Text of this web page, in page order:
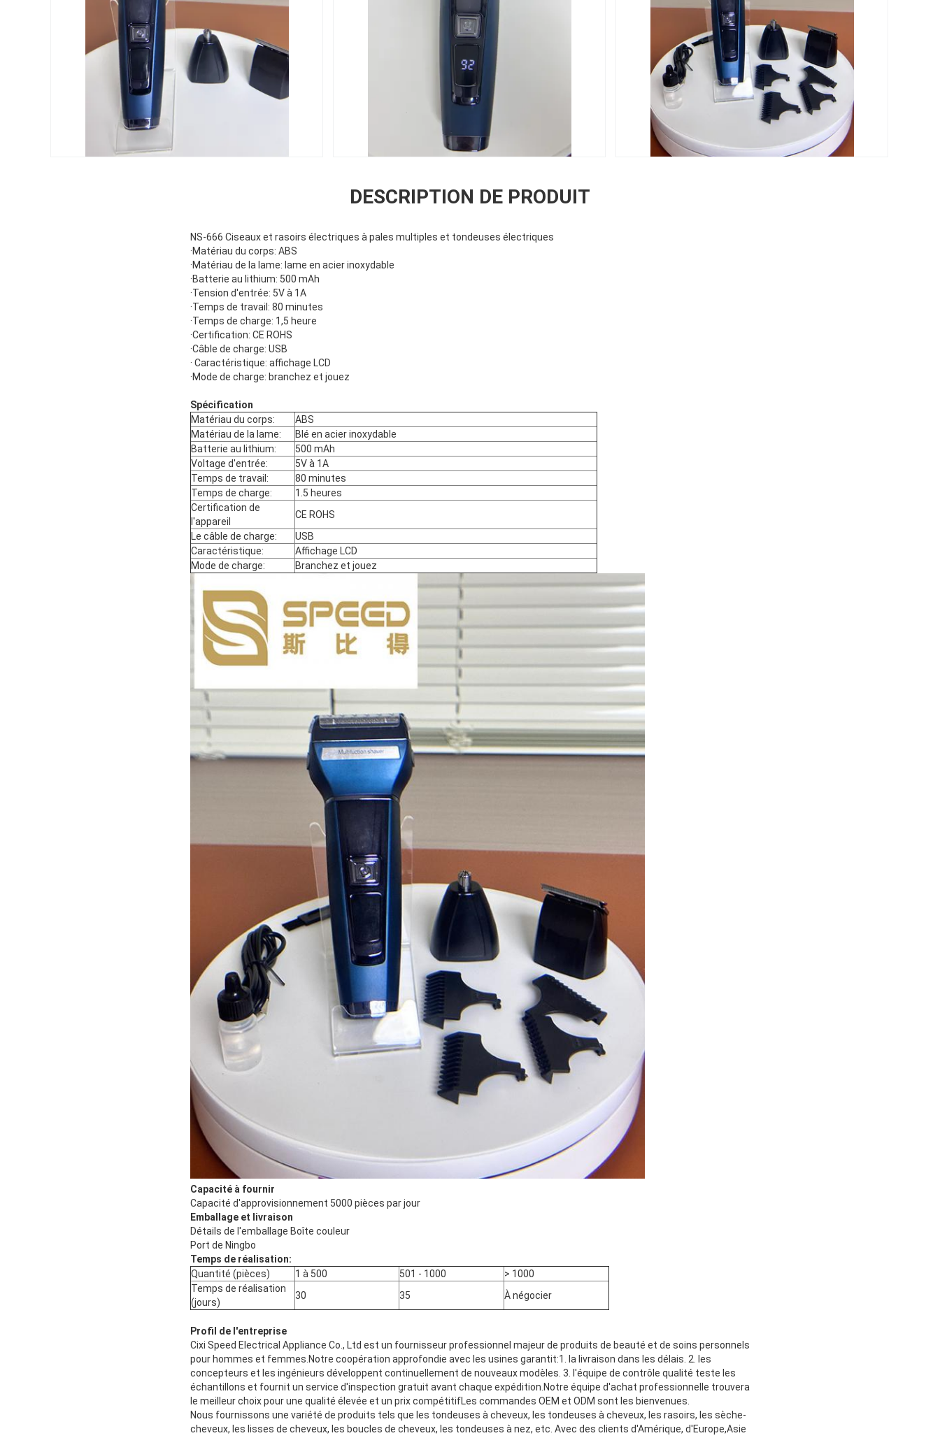
DESCRIPTION DE PRODUIT
NS-666 Ciseaux et rasoirs électriques à pales multiples et tondeuses électriques
·Matériau du corps: ABS
·Matériau de la lame: lame en acier inoxydable
·Batterie au lithium: 500 mAh
·Tension d'entrée: 5V à 1A
·Temps de travail: 80 minutes
·Temps de charge: 1,5 heure
·Certification: CE ROHS
·Câble de charge: USB
· Caractéristique: affichage LCD
·Mode de charge: branchez et jouez
Spécification
Matériau du corps:
ABS
Matériau de la lame:
Blé en acier inoxydable
Batterie au lithium:
500 mAh
Voltage d'entrée:
5V à 1A
Temps de travail:
80 minutes
Temps de charge:
1.5 heures
Certification de
l'appareil
CE ROHS
Le câble de charge:
USB
Caractéristique:
Affichage LCD
Mode de charge:
Branchez et jouez
Capacité à fournir
Capacité d'approvisionnement 5000 pièces par jour
Emballage et livraison
Détails de l'emballage Boîte couleur
Port de Ningbo
Temps de réalisation:
Quantité (pièces)
1 à 500 501 - 1000
> 1000
Temps de réalisation
(jours)
30 35 À négocier
Profil de l'entreprise
Cixi Speed Electrical Appliance Co., Ltd est un fournisseur professionnel majeur de produits de beauté et de soins personnels
pour hommes et femmes.Notre coopération approfondie avec les usines garantit:1. la livraison dans les délais. 2. les
concepteurs et les ingénieurs développent continuellement de nouveaux modèles. 3. l'équipe de contrôle qualité teste les
échantillons et fournit un service d'inspection gratuit avant chaque expédition.Notre équipe d'achat professionnelle trouvera
le meilleur choix pour une qualité élevée et un prix compétitifLes commandes OEM et ODM sont les bienvenues.
Nous fournissons une variété de produits tels que les tondeuses à cheveux, les tondeuses à cheveux, les rasoirs, les sèche-
cheveux, les lisses de cheveux, les boucles de cheveux, les tondeuses à nez, etc. Avec des clients d'Amérique, d'Europe,Asie